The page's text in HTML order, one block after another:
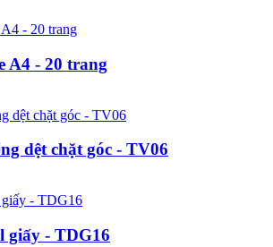
A4 - 20 trang
dệt chặt góc - TV06
giấy - TDG16